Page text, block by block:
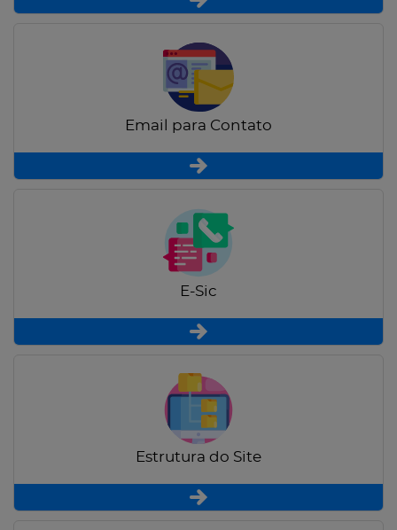
Email para Contato
E-Sic
Estrutura do Site